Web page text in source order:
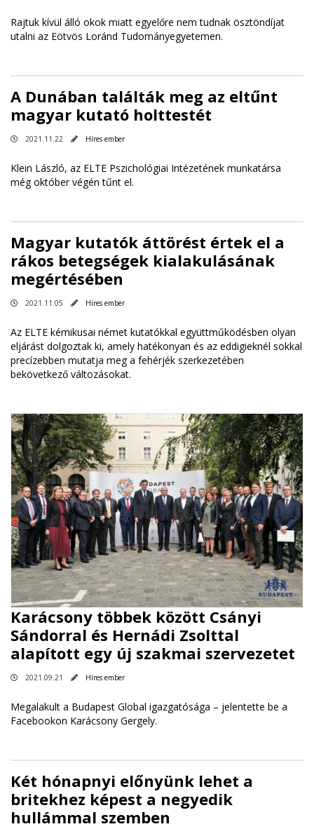
Rajtuk kívül álló okok miatt egyelőre nem tudnak ösztöndíjat
utalni az Eötvös Loránd Tudományegyetemen.
A Dunában találták meg az eltűnt
magyar kutató holttestét
2021.11.22 Híres ember
Klein László, az ELTE Pszichológiai Intézetének munkatársa
még október végén tűnt el.
Magyar kutatók áttörést értek el a
rákos betegségek kialakulásának
megértésében
2021.11.05 Híres ember
Az ELTE kémikusai német kutatókkal együttműködésben olyan
eljárást dolgoztak ki, amely hatékonyan és az eddigieknél sokkal
precízebben mutatja meg a fehérjék szerkezetében
bekövetkező változásokat.
Karácsony többek között Csányi
Sándorral és Hernádi Zsolttal
alapított egy új szakmai szervezetet
2021.09.21 Híres ember
Megalakult a Budapest Global igazgatósága – jelentette be a
Facebookon Karácsony Gergely.
Két hónapnyi előnyünk lehet a
britekhez képest a negyedik
hullámmal szemben